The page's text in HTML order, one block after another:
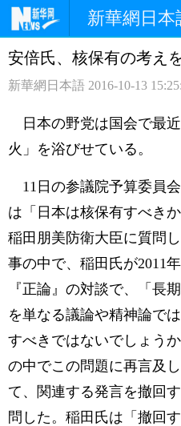
新華網日本
ホームページ
観光
中日対訳
安倍氏、核保有の考え
新華網日本語 2016-10-13
日本の野党は国会で最
火」を浴びせている。
11日の参議院予算委員
は「日本は核保有すべき
稲田朋美防衛大臣に質問
事の中で、稲田氏が2011
『正論』の対談で、「長
を単なる議論や精神論で
すべきではないでしょう
の中でこの問題に再言及
て、関連する発言を撤回
問した。稲田氏は「撤回